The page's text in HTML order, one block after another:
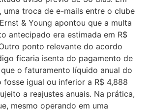
uma troca de e-mails entre o clube
& Young apontou que a multa
antecipado era estimada em R$
ponto relevante do acordo
ficaria isenta do pagamento de
o faturamento líquido anual do
fosse igual ou inferior a R$ 4,888
a reajustes anuais. Na prática,
mesmo operando em uma